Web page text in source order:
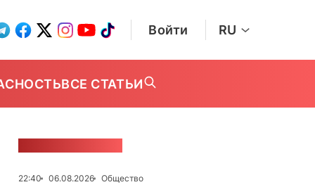
Войти RU
ВСЕ СТАТЬИ
22:40 06.08.2026
Общество